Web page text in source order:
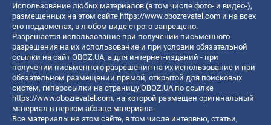
Использование любых материалов (в том числе фото- и видео-),
размещенных на этом сайте https://www.obozrevatel.com и на всех
его поддоменах, в любом виде строго запрещено.
Разрешается использование при получении письменного
разрешения на их использование и при условии обязательной
ссылки на сайт OBOZ.UA, а для интернет-изданий - при
получении письменного разрешения на их использование и при
обязательном размещении прямой, открытой для поисковых
систем, гиперссылки на страницу OBOZ.UA по ссылке
https://www.obozrevatel.com, на которой размещен оригинальный
материал в первом абзаце материала.
Все материалы на этом сайте, в том числе интервью, статьи,